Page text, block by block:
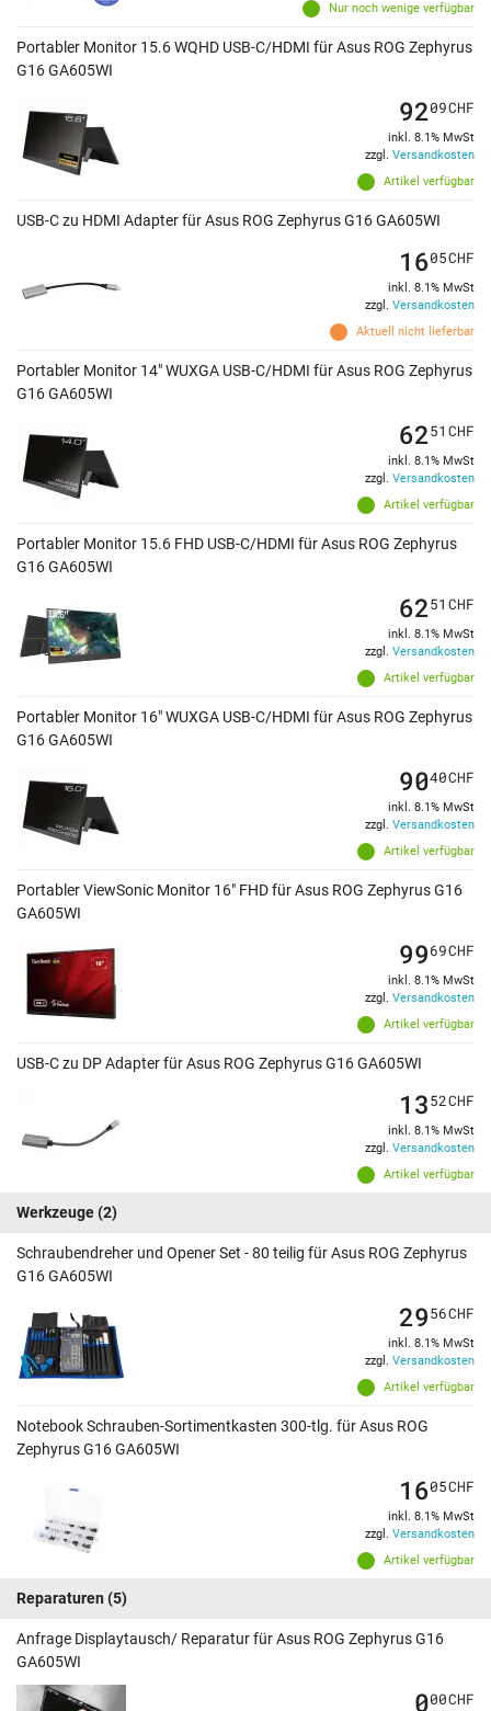
Nur noch wenige verfügbar
Portabler Monitor 15.6 WQHD USB-C/HDMI für Asus ROG Zephyrus
G16 GA605WI
Artikel verfügbar
9209CHF
inkl. 8.1% MwSt
zzgl. Versandkosten
USB-C zu HDMI Adapter für Asus ROG Zephyrus G16 GA605WI
Aktuell nicht lieferbar
1605CHF
inkl. 8.1% MwSt
zzgl. Versandkosten
Portabler Monitor 14" WUXGA USB-C/HDMI für Asus ROG Zephyrus
G16 GA605WI
Artikel verfügbar
6251 CHF
inkl. 8.1% MwSt
zzgl. Versandkosten
Portabler Monitor 15.6 FHD USB-C/HDMI für Asus ROG Zephyrus
G16 GA605WI
Artikel verfügbar
6251 CHF
inkl. 8.1% MwSt
zzgl. Versandkosten
Portabler Monitor 16" WUXGA USB-C/HDMI für Asus ROG Zephyrus
G16 GA605WI
Artikel verfügbar
9040CHF
inkl. 8.1% MwSt
zzgl. Versandkosten
Portabler ViewSonic Monitor 16" FHD für Asus ROG Zephyrus G16
GA605WI
Artikel verfügbar
9969CHF
inkl. 8.1% MwSt
zzgl. Versandkosten
USB-C zu DP Adapter für Asus ROG Zephyrus G16 GA605WI
Artikel verfügbar
1352CHF
inkl. 8.1% MwSt
zzgl. Versandkosten
Werkzeuge(2)
Schraubendreher und Opener Set - 80 teilig für Asus ROG Zephyrus
G16 GA605WI
Artikel verfügbar
2956CHF
inkl. 8.1% MwSt
zzgl. Versandkosten
Notebook Schrauben-Sortimentkasten 300-tlg. für Asus ROG
Zephyrus G16 GA605WI
Artikel verfügbar
1605CHF
inkl. 8.1% MwSt
zzgl. Versandkosten
Reparaturen (5)
Anfrage Displaytausch/ Reparatur für Asus ROG Zephyrus G16
GA605WI
000CHF